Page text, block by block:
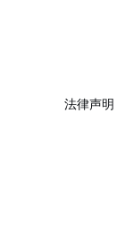
法律声明